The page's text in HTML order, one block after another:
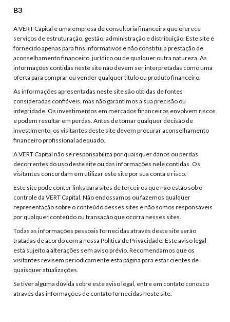
B3
A VERT Capital é uma empresa de consultoria financeira que oferece
serviços de estruturação, gestão, administração e distribuição. Este site é
fornecido apenas para fins informativos e não constitui a prestação de
aconselhamento financeiro, jurídico ou de qualquer outra natureza. As
informações contidas neste site não devem ser interpretadas como uma
oferta para comprar ou vender qualquer título ou produto financeiro.
As informações apresentadas neste site são obtidas de fontes
consideradas confiáveis, mas não garantimos a sua precisão ou
integridade. Os investimentos em mercados financeiros envolvem riscos
e podem resultar em perdas. Antes de tomar qualquer decisão de
investimento, os visitantes deste site devem procurar aconselhamento
financeiro profissional adequado.
A VERT Capital não se responsabiliza por quaisquer danos ou perdas
decorrentes do uso deste site ou das informações nele contidas. Os
visitantes concordam em utilizar este site por sua conta e risco.
Este site pode conter links para sites de terceiros que não estão sob o
controle da VERT Capital. Não endossamos ou fazemos qualquer
representação sobre o conteúdo desses sites e não somos responsáveis
por qualquer conteúdo ou transação que ocorra nesses sites.
Todas as informações pessoais fornecidas através deste site serão
tratadas de acordo com a nossa Política de Privacidade. Este aviso legal
está sujeito a alterações sem aviso prévio. Recomendamos que os
visitantes revisem periodicamente esta página para estar cientes de
quaisquer atualizações.
Se tiver alguma dúvida sobre este aviso legal, entre em contato conosco
através das informações de contato fornecidas neste site.